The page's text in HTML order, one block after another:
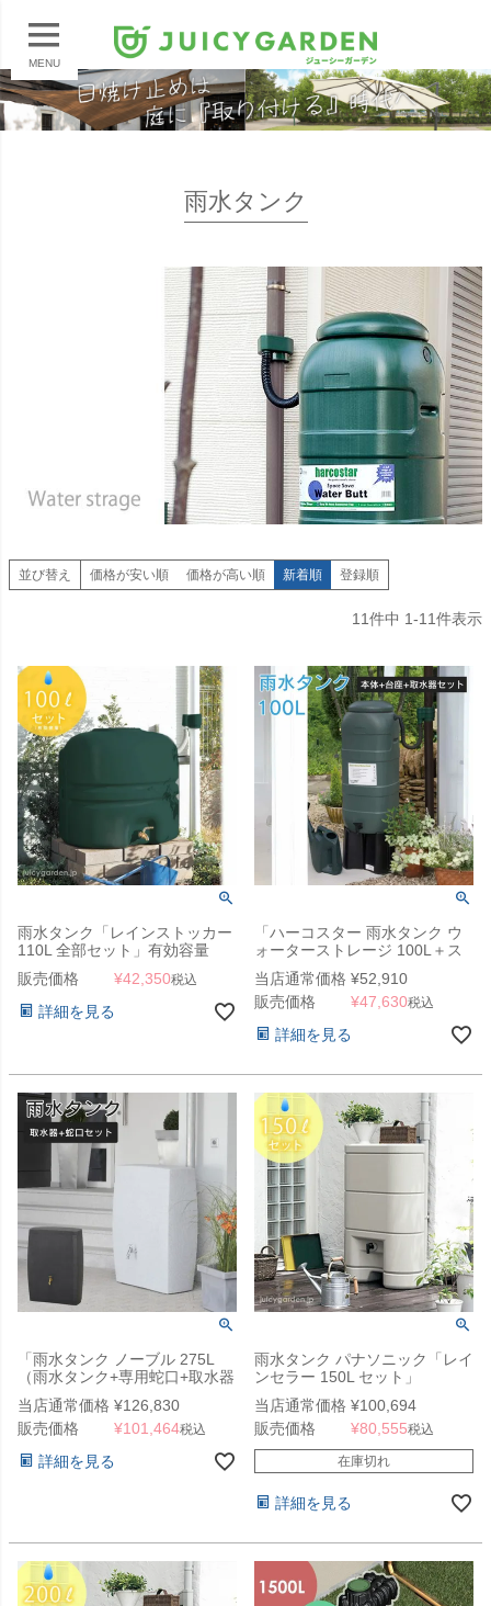
MENU
雨水タンク
並び替え 価格が安い順 価格が高い順 新着順 登録順
11件中 1-11件表示
雨水タンク「レインストッカー
110L 全部セット」有効容量
100L 雨ためま専科
販売価格 ¥42,350税込
詳細を見る
「ハーコスター 雨水タンク ウ
ォーターストレージ 100L＋ス
タンド＋レイントラップ 3点セ
ット」
当店通常価格 ¥52,910
販売価格
¥47,630税込
詳細を見る
「雨水タンク ノーブル 275L
（雨水タンク+専用蛇口+取水器
3点セット）」
当店通常価格 ¥126,830
販売価格
¥101,464税込
詳細を見る
雨水タンク パナソニック「レイ
ンセラー 150L セット」
当店通常価格 ¥100,694
販売価格
¥80,555税込
在庫切れ
詳細を見る